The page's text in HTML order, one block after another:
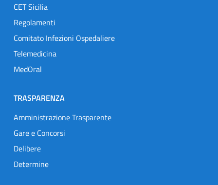
CET Sicilia
Regolamenti
Comitato Infezioni Ospedaliere
Telemedicina
MedOral
TRASPARENZA
Amministrazione Trasparente
Gare e Concorsi
Delibere
Determine